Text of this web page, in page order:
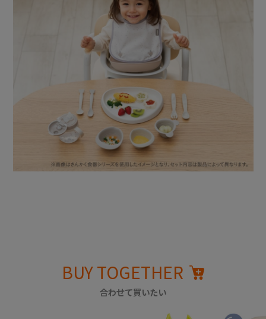
BUY TOGETHER
合わせて買いたい